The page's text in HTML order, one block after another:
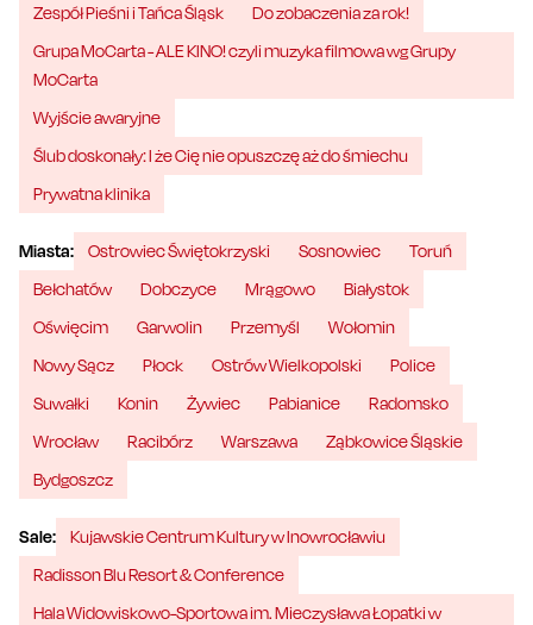
Zespół Pieśni i Tańca Śląsk
Do zobaczenia za rok!
Grupa MoCarta - ALE KINO! czyli muzyka filmowa wg Grupy
MoCarta
Wyjście awaryjne
Ślub doskonały: I że Cię nie opuszczę aż do śmiechu
Prywatna klinika
Miasta: Ostrowiec Świętokrzyski Sosnowiec
Toruń
Bełchatów
Dobczyce Mrągowo
Białystok
Oświęcim
Garwolin Przemyśl
Wołomin
Nowy Sącz
Płock Ostrów Wielkopolski
Police
Suwałki
Konin Żywiec Pabianice
Radomsko
Wrocław
Racibórz Warszawa
Ząbkowice Śląskie
Bydgoszcz
Sale:
Kujawskie Centrum Kultury w Inowrocławiu
Radisson Blu Resort & Conference
Hala Widowiskowo-Sportowa im. Mieczysława Łopatki w